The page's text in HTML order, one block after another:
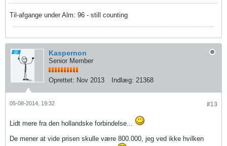
Til-afgange under Alm: 96 - still counting
Kaspernon
Senior Member
Oprettet: Nov 2013 Indlæg: 21368
#13
05-08-2014, 19:32
Lidt mere fra den hollandske forbindelse...
De mener at vide prisen skulle være 800.000, jeg ved ikke hvilken